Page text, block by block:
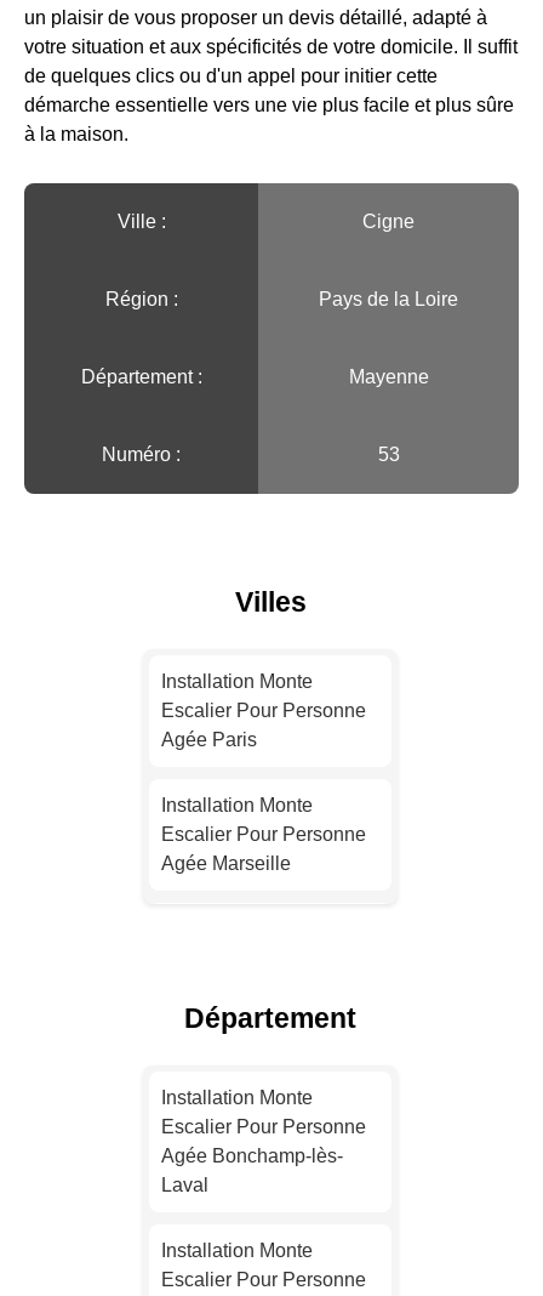
un plaisir de vous proposer un devis détaillé, adapté à
votre situation et aux spécificités de votre domicile. Il suffit
de quelques clics ou d'un appel pour initier cette
démarche essentielle vers une vie plus facile et plus sûre
à la maison.
Ville :️ Cigne
Région :️ Pays de la Loire
Département : Mayenne
Numéro : 53
Villes
Installation Monte
Escalier Pour Personne
Agée Paris
Installation Monte
Escalier Pour Personne
Agée Marseille
Installation Monte
Département
Installation Monte
Escalier Pour Personne
Agée Bonchamp-lès-
Laval
Installation Monte
Escalier Pour Personne